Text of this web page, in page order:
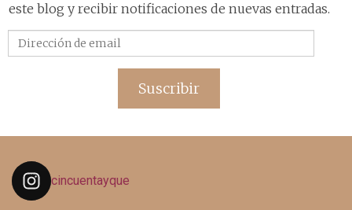
este blog y recibir notificaciones de nuevas entradas.
de
Suscribir
cincuentayque